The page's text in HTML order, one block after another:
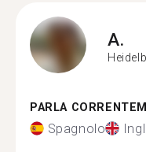
A.
PARLA
Spagnolo